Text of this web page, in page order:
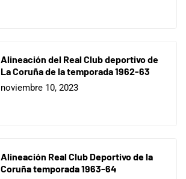
Alineación del Real Club deportivo de
La Coruña de la temporada 1962-63
noviembre 10, 2023
Alineación Real Club Deportivo de la
Coruña temporada 1963-64